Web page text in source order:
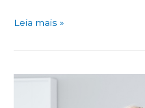
Leia mais »